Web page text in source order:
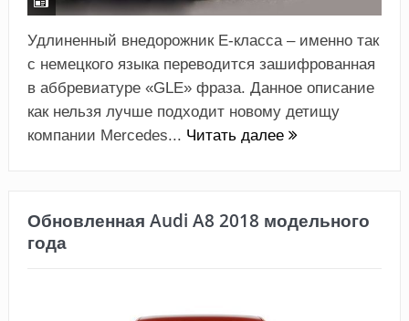
Удлиненный внедорожник E-класса – именно так
с немецкого языка переводится зашифрованная
в аббревиатуре «GLE» фраза. Данное описание
как нельзя лучше подходит новому детищу
компании Mercedes... Читать далее
Обновленная Audi A8 2018 модельного
года